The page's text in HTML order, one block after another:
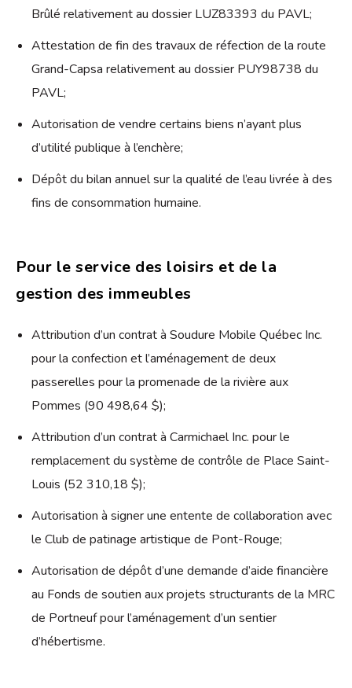
Brûlé relativement au dossier LUZ83393 du PAVL;
Attestation de fin des travaux de réfection de la route
Grand-Capsa relativement au dossier PUY98738 du
PAVL;
Autorisation de vendre certains biens n’ayant plus
d’utilité publique à l’enchère;
Dépôt du bilan annuel sur la qualité de l’eau livrée à des
fins de consommation humaine.
Pour le service des loisirs et de la
gestion des immeubles
Attribution d’un contrat à Soudure Mobile Québec Inc.
pour la confection et l’aménagement de deux
passerelles pour la promenade de la rivière aux
Pommes (90 498,64 $);
Attribution d’un contrat à Carmichael Inc. pour le
remplacement du système de contrôle de Place Saint-
Louis (52 310,18 $);
Autorisation à signer une entente de collaboration avec
le Club de patinage artistique de Pont-Rouge;
Autorisation de dépôt d’une demande d’aide financière
au Fonds de soutien aux projets structurants de la MRC
de Portneuf pour l’aménagement d’un sentier
d’hébertisme.